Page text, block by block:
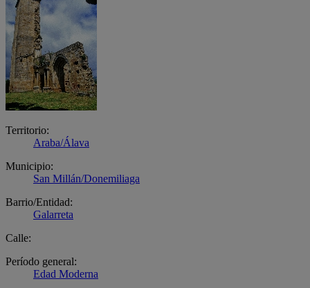
Territorio:
Araba/Álava
Municipio:
San Millán/Donemiliaga
Barrio/Entidad:
Galarreta
Calle:
Período general:
Edad Moderna